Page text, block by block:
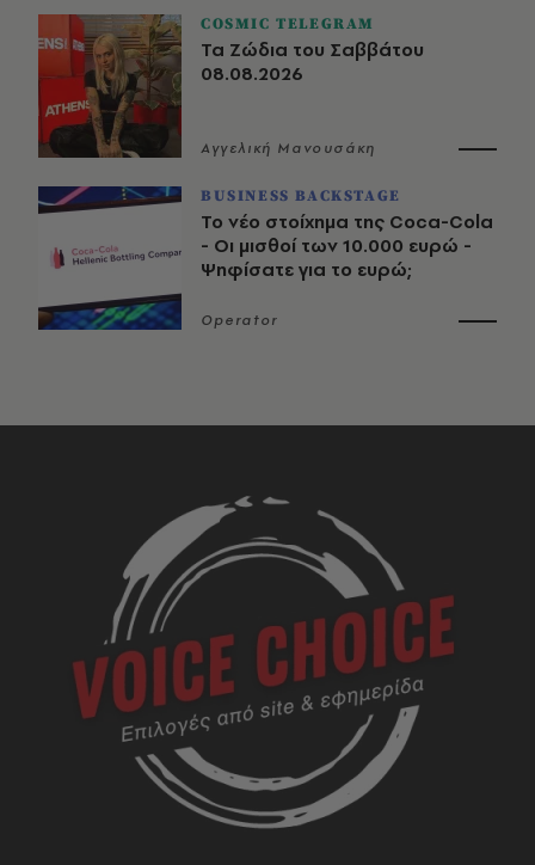
COSMIC TELEGRAM
Τα Ζώδια του Σαββάτου
08.08.2026
Αγγελική Μανουσάκη
BUSINESS BACKSTAGE
Το νέο στοίχημα της Coca-Cola
- Οι μισθοί των 10.000 ευρώ -
Ψηφίσατε για το ευρώ;
Operator